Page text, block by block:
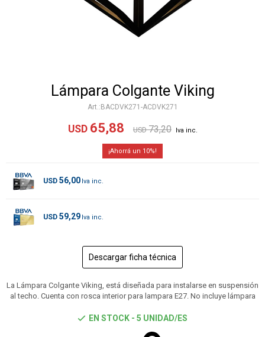
Lámpara Colgante Viking
BACDVK271-ACDVK271
USD 65,88 USD 73,20
10
USD 56,00
USD 59,29
Descargar ficha técnica
La Lámpara Colgante Viking, está diseñada para instalarse en suspensión
al techo. Cuenta con rosca interior para lampara E27. No incluye lámpara
EN STOCK - 5 UNIDAD/ES